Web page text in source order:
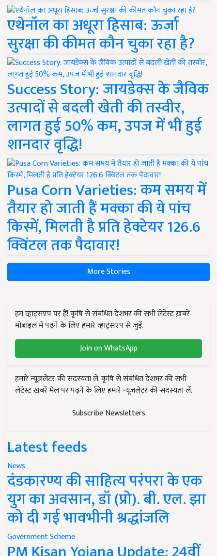
एथेनॉल का अधूरा हिसाब: ऊर्जा
सुरक्षा की कीमत कौन चुका रहा है?
Success Story: जायडेक्स के जैविक
उत्पादों से बदली खेती की तस्वीर,
लागत हुई 50% कम, उपज में भी हुई
शानदार वृद्धि!
Pusa Corn Varieties: कम समय में
तैयार हो जाती हैं मक्का की ये पांच
किस्में, मिलती है प्रति हेक्टेयर 126.6
क्विंटल तक पैदावार!
More Stories
मोबाइल में पढ़ने के लिए हमारे व्हाट्सएप से जुड़ें.
Join on WhatsApp
लेटेस्ट ख़बरें मेल पर पढ़ने के लिए हमारे न्यूज़लेटर की सदस्यता लें.
Latest feeds
News
दंडकारण्य की साहित्य परंपरा के एक
युग का अवसान, डॉ (प्रो). बी. एल. झा
को दी गई भावभीनी श्रद्धांजलि
Government Scheme
PM Kisan Yojana Update: 24वीं